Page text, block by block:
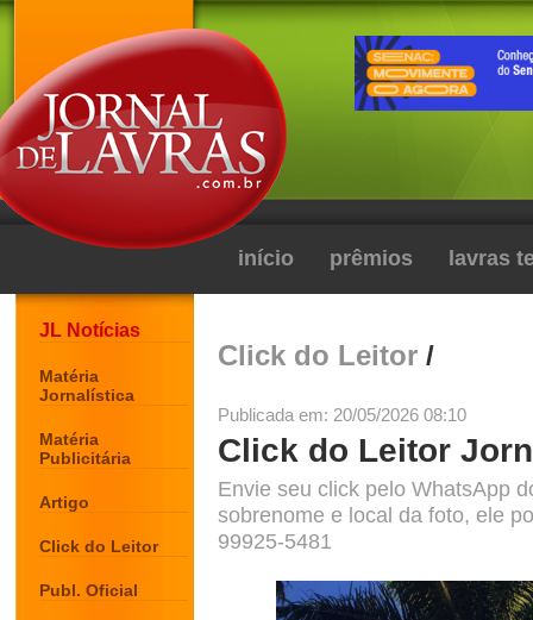
início prêmios lavras
JL Notícias
Matéria
Jornalística
Matéria
Publicitária
Artigo
Click do Leitor
Publ. Oficial
Click do Leitor /
Publicada em: 20/05/2026 08:10
Click do Leitor
Envie seu click pelo WhatsApp
sobrenome e local da foto, ele
99925-5481